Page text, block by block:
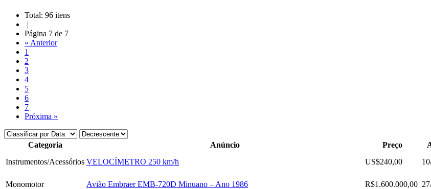
Total: 96 itens
|
Página 7 de 7
« Anterior
1
2
3
4
5
6
7
Próxima »
Categoria Anúncio Preço
Instrumentos/Acessórios VELOCÍMETRO 250 km/h US$240,00
Monomotor Avião Embraer EMB-720D Minuano – Ano 1986 R$1.600.000,00